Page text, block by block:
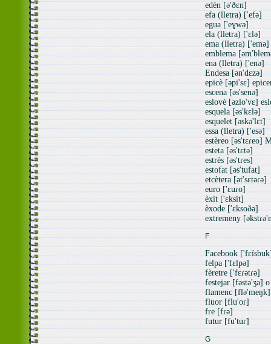
edèn [ə'ðɛn]
efa (lletra) ['efə]
egua ['eɣwə]
ela (lletra) ['ɛlə]
ema (lletra) ['emə]
emblema
ena (lletra) ['enə]
Endesa [ən'dɛzə]
epicè [əpi'sɛ]
escena [əs'senə]
eslovè [əzlo'vɛ]
esquela [əs'kɛlə]
esquelet [əskə'lɛt]
essa (lletra) ['esə]
estèreo [əs'tɛɾeo]
esteta [əs'tɛtə]
estrès [əs'tɾes]
estofat [əs'tufat]
etcètera [ət'sɛtəɾə]
euro ['ɛuɾo]
èxit ['ɛksit]
èxode ['ɛksoðə]
extremeny
F
Facebook
felpa ['fɛlpə]
fèretre ['fɛɾətɾə]
festejar [fəstə'ʒa]
flamenc [flə'meŋk]
fluor [flu'oɾ]
fre [fɾə]
futur [fu'tuɾ]
G